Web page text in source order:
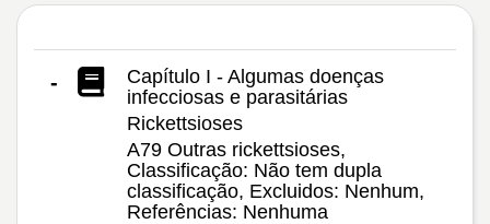
-
Capítulo I - Algumas doenças
infecciosas e parasitárias
Rickettsioses
A79 Outras rickettsioses,
Classificação: Não tem dupla
classificação, Excluidos: Nenhum,
Referências: Nenhuma